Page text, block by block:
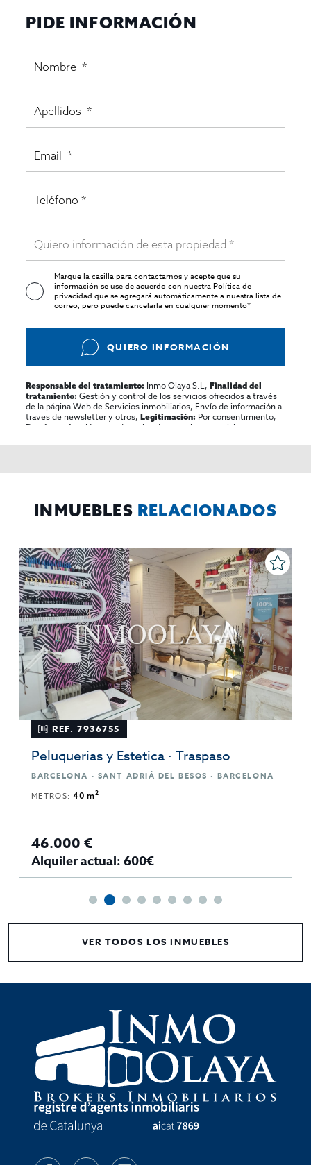
PIDE INFORMACIÓN
Marque la casilla para contactarnos y acepte que su
información se use de acuerdo con nuestraPolítica de
privacidadque se agregará automáticamente a nuestra lista de
correo, pero puede cancelarla en cualquier momento*
QUIERO INFORMACIÓN
Responsable del tratamiento: Inmo Olaya S.L,Finalidad del
tratamiento: Gestión y control de los servicios ofrecidos a través
de la página Web de Servicios inmobiliarios, Envío de información a
traves de newsletter y otros,Legitimación: Por consentimiento,
Destinatarios:
No se cederan los datos, salvo para elaborar
rectificar y suprimir los datos, solicitar la portabilidad de los
INMUEBLES RELACIONADOS
REF. 7936755
Peluquerias y Estetica · Traspaso
BARCELONA · SANT ADRIÁ DEL BESOS · BARCELONA
METROS:40 m2
46.000 €
Alquiler actual: 600€
VER TODOS LOS INMUEBLES